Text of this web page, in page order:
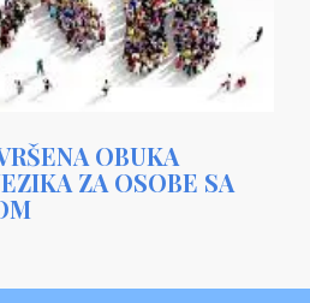
OBUKA
ZA OSOBE SA